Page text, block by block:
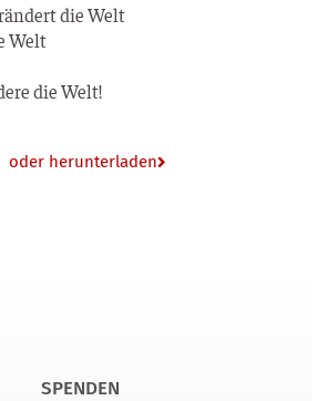
die Welt
Welt
die Welt!
oder herunterladen
SPENDEN